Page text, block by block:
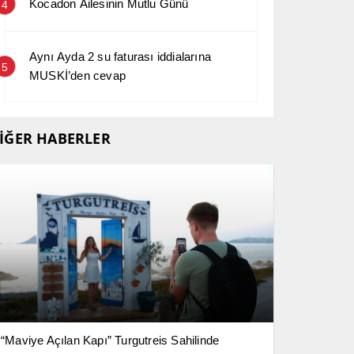
4 Kocadon Ailesinin Mutlu Günü
5
Aynı Ayda 2 su faturası iddialarına
MUSKİ’den cevap
HABERLER
“Maviye Açılan Kapı” Turgutreis Sahilinde